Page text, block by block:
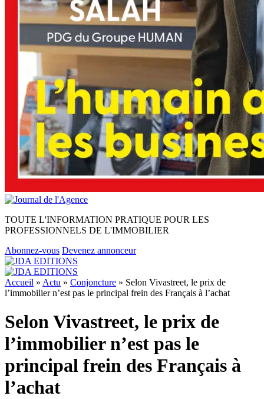
TOUTE L'INFORMATION PRATIQUE POUR LES
PROFESSIONNELS DE L'IMMOBILIER
Abonnez-vous Devenez annonceur
Accueil » Actu » Conjoncture » Selon Vivastreet, le prix de
l’immobilier n’est pas le principal frein des Français à l’achat
Selon Vivastreet, le prix de
l’immobilier n’est pas le
principal frein des Français à
l’achat